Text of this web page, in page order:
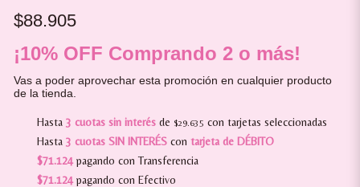
$88.905
¡10% OFF Comprando 2 o más!
Vas a poder aprovechar esta promoción en cualquier producto
de la tienda.
Hasta 3 cuotas sin interésde $29.635 con tarjetas seleccionadas
Hasta 3 cuotas SIN INTERÉScon tarjeta de DÉBITO
$71.124pagando con Transferencia
$71.124pagando con Efectivo